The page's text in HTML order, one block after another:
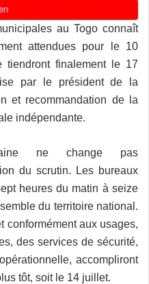
au Togo connaît
attendues pour le 10
finalement le 17
par le président de la
et recommandation de la
indépendante.
ne change pas
du scrutin. Les bureaux
heures du matin à seize
du territoire national.
conformément aux usages,
des services de sécurité,
accompliront
tôt, soit le 14 juillet.